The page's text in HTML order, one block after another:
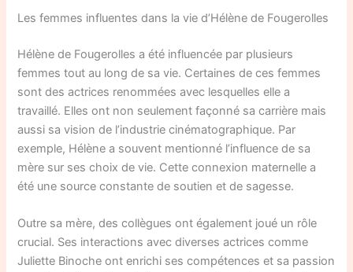
Les femmes influentes dans la vie d’Hélène de Fougerolles
Hélène de Fougerolles a été influencée par plusieurs
femmes tout au long de sa vie. Certaines de ces femmes
sont des actrices renommées avec lesquelles elle a
travaillé. Elles ont non seulement façonné sa carrière mais
aussi sa vision de l’industrie cinématographique. Par
exemple, Hélène a souvent mentionné l’influence de sa
mère sur ses choix de vie. Cette connexion maternelle a
été une source constante de soutien et de sagesse.
Outre sa mère, des collègues ont également joué un rôle
crucial. Ses interactions avec diverses actrices comme
Juliette Binoche ont enrichi ses compétences et sa passion